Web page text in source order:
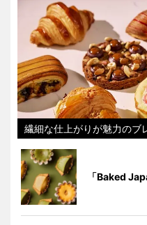
繊細な仕上がりが魅力のブ
「Baked